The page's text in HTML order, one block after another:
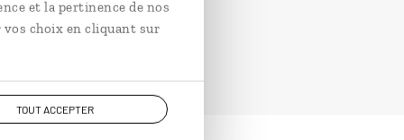
et la pertinence de nos
vos choix en cliquant sur
TOUT ACCEPTER